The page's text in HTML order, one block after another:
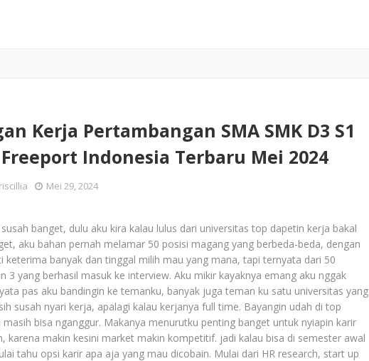
Kerja Pertambangan SMA SMK D3 S1
Indonesia Terbaru Mei 2024
Mei 29, 2024
banget, dulu aku kira kalau lulus dari universitas top dapetin kerja bakal
aku bahan pernah melamar 50 posisi magang yang berbeda-beda, dengan
keterima banyak dan tinggal milih mau yang mana, tapi ternyata dari 50
3 yang berhasil masuk ke interview. Aku mikir kayaknya emang aku nggak
pas aku bandingin ke temanku, banyak juga teman ku satu universitas yang
susah nyari kerja, apalagi kalau kerjanya full time. Bayangin udah di top
masih bisa nganggur. Makanya menurutku penting banget untuk nyiapin karir
karena makin kesini market makin kompetitif. jadi kalau bisa di semester awal
tahu opsi karir apa aja yang mau dicobain. Mulai dari HR research, start up